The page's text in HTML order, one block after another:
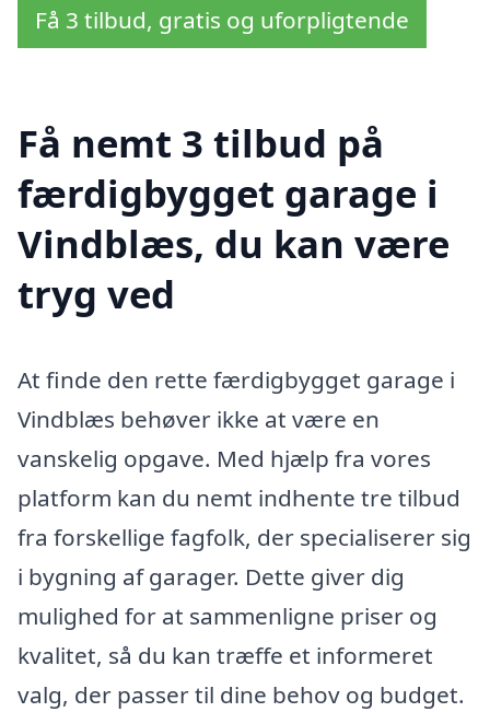
Få 3 tilbud, gratis og uforpligtende
Få nemt 3 tilbud på
færdigbygget garage i
Vindblæs, du kan være
tryg ved
At finde den rette færdigbygget garage i
Vindblæs behøver ikke at være en
vanskelig opgave. Med hjælp fra vores
platform kan du nemt indhente tre tilbud
fra forskellige fagfolk, der specialiserer sig
i bygning af garager. Dette giver dig
mulighed for at sammenligne priser og
kvalitet, så du kan træffe et informeret
valg, der passer til dine behov og budget.